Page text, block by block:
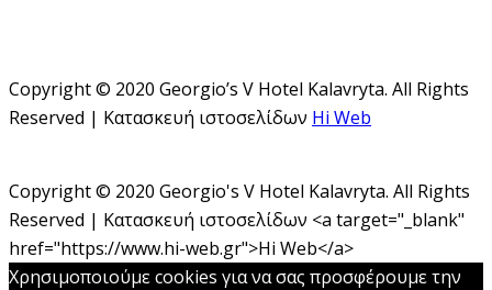
Copyright © 2020 Georgio’s V Hotel Kalavryta. All Rights
Reserved | Κατασκευή ιστοσελίδων Hi Web
Copyright © 2020 Georgio's V Hotel Kalavryta. All Rights
Reserved | Κατασκευή ιστοσελίδων <a target="_blank"
href="https://www.hi-web.gr">Hi Web</a>
Χρησιμοποιούμε cookies για να σας προσφέρουμε την